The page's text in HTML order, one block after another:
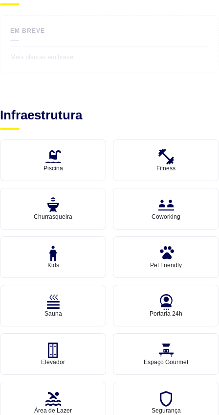
EM BREVE
—
Mais plantas em breve
Infraestrutura
Piscina Fitness
Churrasqueira Coworking
Kids Pet Friendly
Sauna Portaria 24h
Elevador Espaço Gourmet
Área de Lazer Segurança